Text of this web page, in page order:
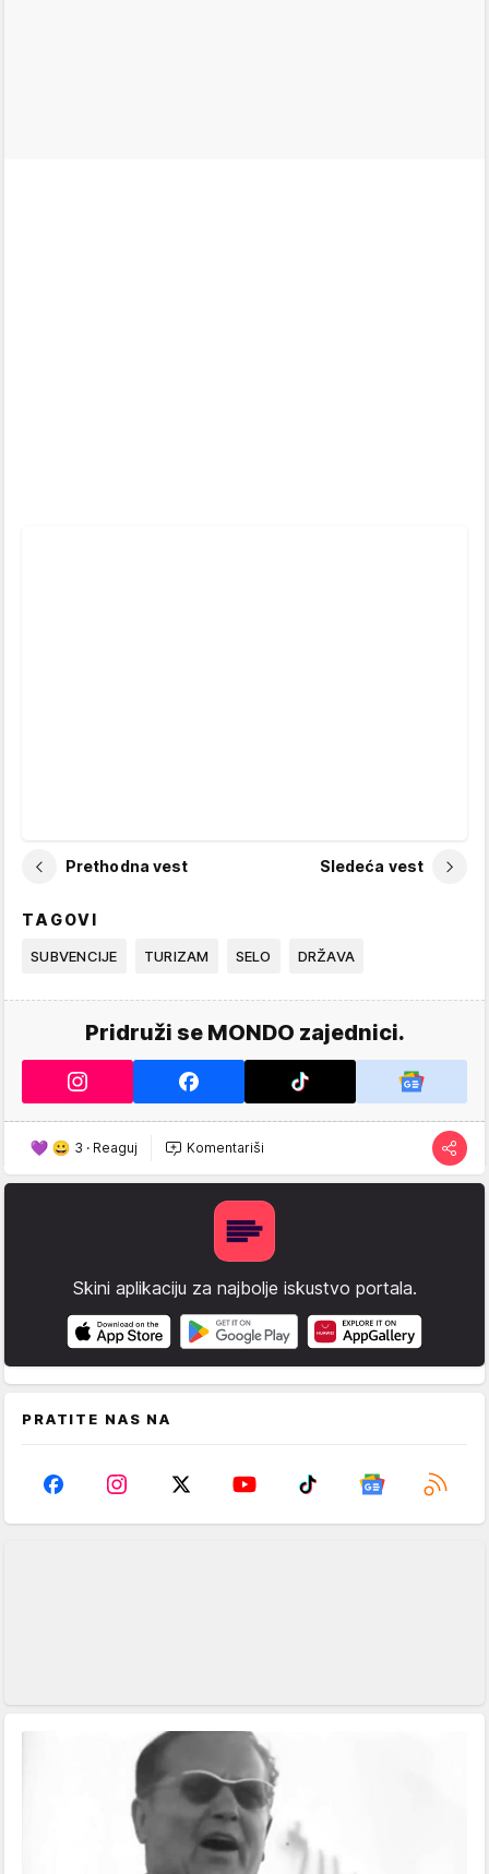
Prethodna vest Sledeća vest
TAGOVI
SUBVENCIJE TURIZAM SELO DRŽAVA
Pridruži se MONDO zajednici.
3 · Reaguj Komentariši
Skini aplikaciju za najbolje iskustvo portala.
PRATITE NAS NA